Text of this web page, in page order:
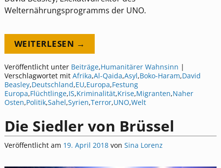
Welternährungsprogramms der UNO.
WEITERLESEN →
Veröffentlicht unter Beiträge,Humanitärer Wahnsinn |
Verschlagwortet mit Afrika,Al-Qaida,Asyl,Boko-Haram,David
Beasley,Deutschland,EU,Europa,Festung
Europa,Flüchtlinge,IS,Kriminalität,Krise,Migranten,Naher
Osten,Politik,Sahel,Syrien,Terror,UNO,Welt
Die Siedler von Brüssel
Veröffentlicht am 19. April 2018 von Sina Lorenz